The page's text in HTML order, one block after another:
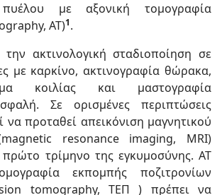
με αξονική τομογραφία
ΑΤ)1.
την ακτινολογική σταδιοποίηση σε
με καρκίνο, ακτινογραφία θώρακα,
κοιλίας και μαστογραφία
Σε ορισμένες περιπτώσεις
προταθεί απεικόνιση μαγνητικού
resonance imaging, MRI)
πρώτο τρίμηνο της εγκυμοσύνης. ΑΤ
εκπομπής ποζιτρονίων
tomography, ΤΕΠ ) πρέπει να